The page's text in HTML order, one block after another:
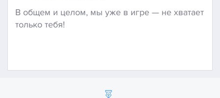
В общем и целом, мы уже в игре — не хватает
только тебя!